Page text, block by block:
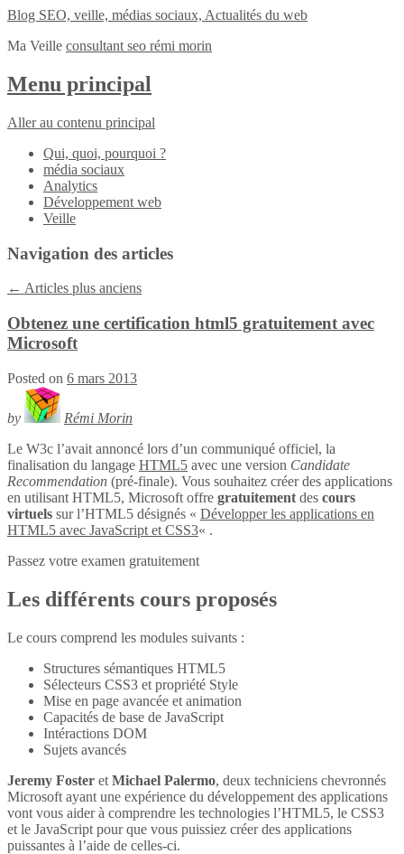
Blog SEO, veille, médias sociaux, Actualités du web
Ma Veille consultant seo rémi morin
Menu principal
Aller au contenu principal
Qui, quoi, pourquoi ?
média sociaux
Analytics
Développement web
Veille
Navigation des articles
← Articles plus anciens
Obtenez une certification html5 gratuitement avec
Microsoft
Posted on 6 mars 2013
by
Rémi Morin
Le W3c l’avait annoncé lors d’un communiqué officiel, la
finalisation du langage HTML5 avec une version Candidate
Recommendation (pré-finale). Vous souhaitez créer des applications
en utilisant HTML5, Microsoft offre gratuitement des cours
virtuels sur l’HTML5 désignés « Développer les applications en
HTML5 avec JavaScript et CSS3« .
Passez votre examen gratuitement
Les différents cours proposés
Le cours comprend les modules suivants :
Structures sémantiques HTML5
Sélecteurs CSS3 et propriété Style
Mise en page avancée et animation
Capacités de base de JavaScript
Intéractions DOM
Sujets avancés
Jeremy Foster et Michael Palermo, deux techniciens chevronnés
Microsoft ayant une expérience du développement des applications
vont vous aider à comprendre les technologies l’HTML5, le CSS3
et le JavaScript pour que vous puissiez créer des applications
puissantes à l’aide de celles-ci.